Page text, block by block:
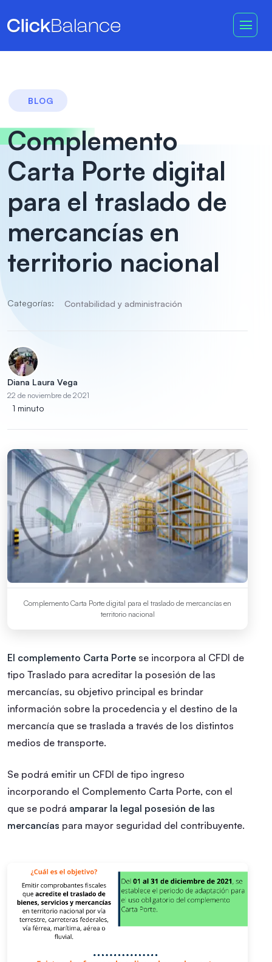
BLOG
Complemento
Carta Porte digital
para el traslado de
mercancías en
territorio nacional
Categorías: Contabilidad y administración
Diana Laura Vega
22 de noviembre de 2021
1 minuto
Complemento Carta Porte digital para el traslado de mercancías en
territorio nacional
El complemento Carta Porte se incorpora al CFDI de
tipo Traslado para acreditar la posesión de las
mercancías, su objetivo principal es brindar
información sobre la procedencia y el destino de la
mercancía que se traslada a través de los distintos
medios de transporte.
Se podrá emitir un CFDI de tipo ingreso
incorporando el Complemento Carta Porte, con el
que se podrá amparar la legal posesión de las
mercancías para mayor seguridad del contribuyente.